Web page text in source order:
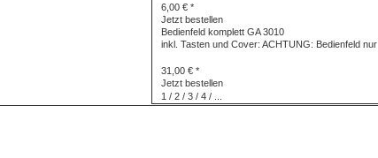
6,00 € *
Jetzt bestellen
Bedienfeld komplett GA 3010
inkl. Tasten und Cover: ACHTUNG: Bedienfeld
31,00 € *
Jetzt bestellen
1 / 2 / 3 / 4 /